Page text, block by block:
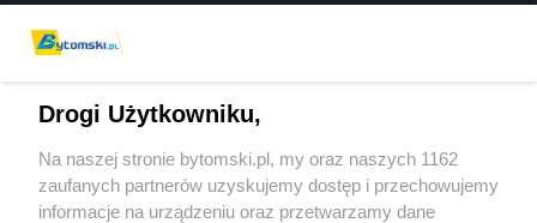
Wydawca mediów lokalnych
Drogi Użytkowniku,
Na naszej stronie bytomski.pl, my oraz naszych 1162
zaufanych partnerów uzyskujemy dostęp i przechowujemy
informacje na urządzeniu oraz przetwarzamy dane